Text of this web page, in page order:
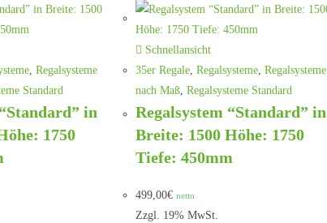
Regalsysteme
Standard
in
1750
Schnellansicht
35er Regale, Regalsysteme, Regalsysteme
nach Maß, Regalsysteme Standard
Regalsystem “Standard” in
Breite: 1500 Höhe: 1750
Tiefe: 450mm
499,00€ netto
Zzgl. 19% MwSt.